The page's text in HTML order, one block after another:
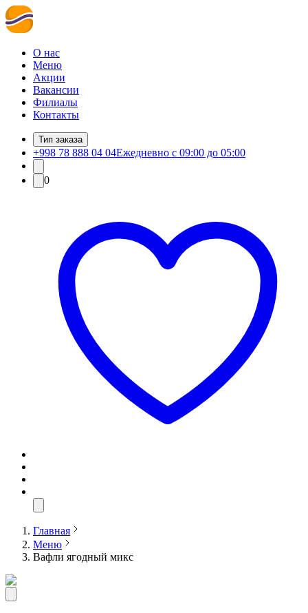
О нас
Меню
Акции
Вакансии
Филиалы
Контакты
Тип заказа
+998 78 888 04 04Ежедневно с 09:00 до 05:00
0
Главная
Меню
Вафли ягодный микс